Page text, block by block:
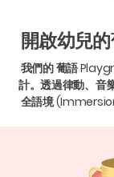
開啟幼兒
我們的 葡語
計。透過律動、音
全語境